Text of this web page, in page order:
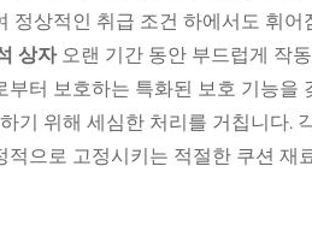
정상적인 취급 조건 하에서도 휘어
상자 오랜 기간 동안 부드럽게 작
터 보호하는 특화된 보호 기능을
기 위해 세심한 처리를 거칩니다.
으로 고정시키는 적절한 쿠션 재